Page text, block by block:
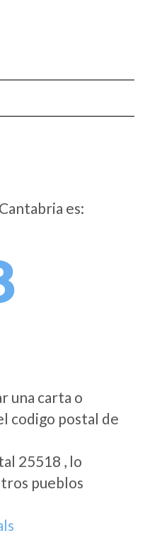
modo de navegación
es:
una carta o
codigo postal de
25518 , lo
pueblos